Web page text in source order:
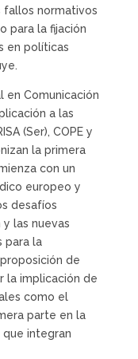
fallos normativos
para la fijación
en políticas
en Comunicación
a las
(Ser), COPE y
la primera
con un
europeo y
desafíos
las nuevas
para la
de
la implicación de
como el
parte en la
integran